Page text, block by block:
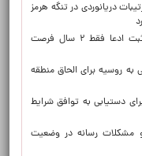
دریانوردی در تنگه هرمز
دارندگان قولنامه برای ثبت ادعا فقط ۲ سال فرصت
به روسیه برای الحاق منطقه
دستیابی به توافق شرایط
مشکلات رسانه در وضعیت